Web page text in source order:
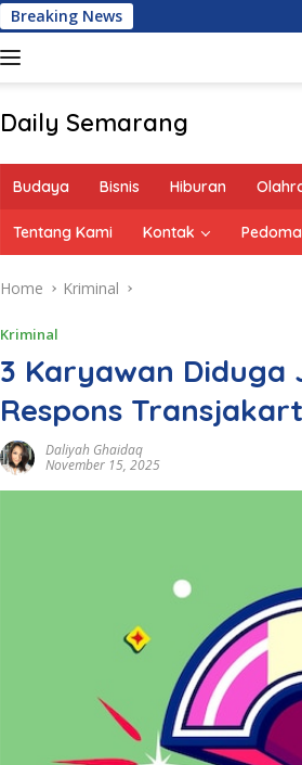
Breaking News
Daily Semarang
Hari
Informasi
Anda"
Budaya Bisnis Hiburan
Tentang Kami Kontak
Home Kriminal
Kriminal
3 Karyawan Diduga
Respons
Daliyah Ghaidaq
November 15, 2025